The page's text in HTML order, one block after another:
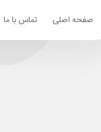
صفحه اصلی تماس با ما